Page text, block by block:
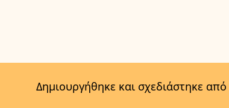
Δημιουργήθηκε και σχεδιάστηκε